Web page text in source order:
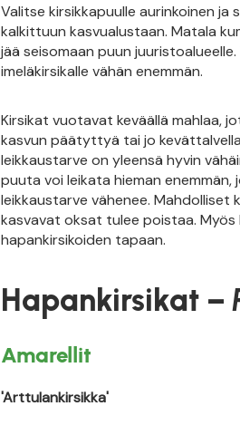
Valitse kirsikkapuulle aurinkoinen
kalkittuun kasvualustaan. Matala
jää seisomaan puun
imeläkirsikalle vähän enemmän.
Kirsikat vuotavat keväällä mahlaa,
kasvun päätyttyä tai jo
leikkaustarve on yleensä hyvin
puuta voi leikata hieman
leikkaustarve vähenee. Mahdolliset
kasvavat oksat tulee poistaa.
hapankirsikoiden tapaan.
Hapankirsikat –
Amarellit
'Arttulankirsikka'